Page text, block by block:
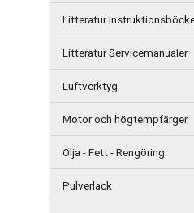
Litteratur
Litteratur Servicemanualer
Luftverktyg
Motor och högtempfärger
Olja - Fett - Rengöring
Pulverlack